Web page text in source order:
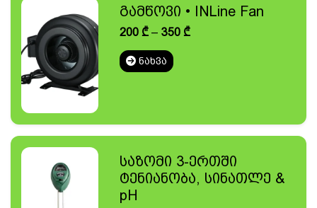
გამწოვი • INLine Fan
200₾ – 350₾Price
ᲜᲐᲮᲕᲐ
საზომი 3-ერთში
ტენიანობა, სინათლე &
pH